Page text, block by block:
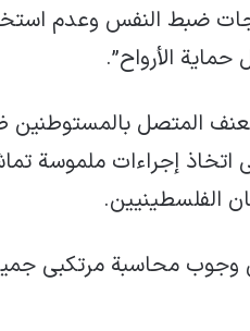
ضبط النفس وعدم
الأرواح”.
المتصل
اتخاذ إجراءات ملموسة
الفلسطينيين.
وجوب محاسبة مرتكبي